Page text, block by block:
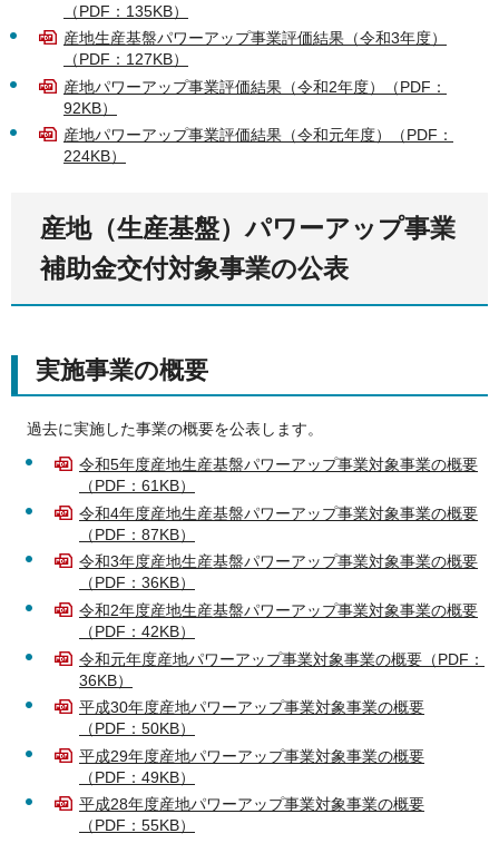
（PDF：135KB）
産地生産基盤パワーアップ事業評価結果（令和3年度）
（PDF：127KB）
産地パワーアップ事業評価結果（令和2年度）（PDF：
92KB）
産地パワーアップ事業評価結果（令和元年度）（PDF：
224KB）
産地（生産基盤）パワーアップ事業
補助金交付対象事業の公表
実施事業の概要
過去に実施した事業の概要を公表します。
令和5年度産地生産基盤パワーアップ事業対象事業の概要
（PDF：61KB）
令和4年度産地生産基盤パワーアップ事業対象事業の概要
（PDF：87KB）
令和3年度産地生産基盤パワーアップ事業対象事業の概要
（PDF：36KB）
令和2年度産地生産基盤パワーアップ事業対象事業の概要
（PDF：42KB）
令和元年度産地パワーアップ事業対象事業の概要（PDF：
36KB）
平成30年度産地パワーアップ事業対象事業の概要
（PDF：50KB）
平成29年度産地パワーアップ事業対象事業の概要
（PDF：49KB）
平成28年度産地パワーアップ事業対象事業の概要
（PDF：55KB）